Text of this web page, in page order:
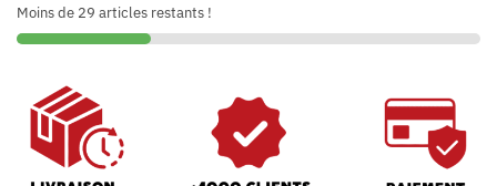
Moins de 29 articles restants !